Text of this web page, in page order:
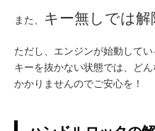
また、 キー無しでは解
ただし、エンジンが始動して
キーを抜かない状態では、ど
かかりませんのでご安心を！